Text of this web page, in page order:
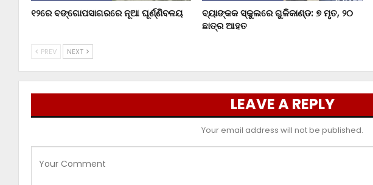
୧୨ରେ ବଙ୍ଗୋପସାଗରରେ ନୂଆ ଘୂର୍ଣ୍ଣିବଳୟ
ବ୍ୟାଙ୍କକ ସ୍କୁଲରେ ଗୁଳିକାଣ୍ଡ: ୭ ମୃତ, ୨୦
ଛାତ୍ର ଆହତ
PREV NEXT
LEAVE A REPLY
Your email address will not be published.